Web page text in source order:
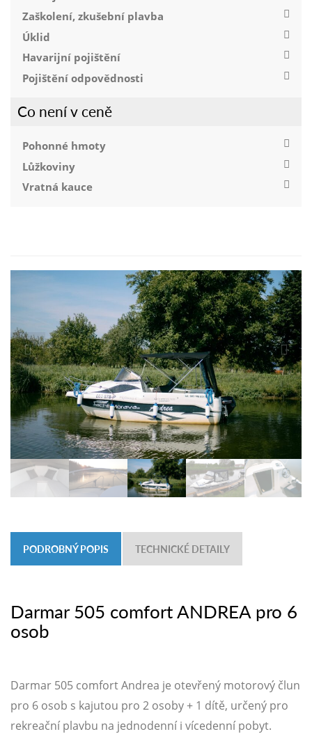
Zaškolení, zkušební plavba
Úklid
Havarijní pojištění
Pojištění odpovědnosti
Co není v ceně
Pohonné hmoty
Lůžkoviny
Vratná kauce
PODROBNÝ POPIS TECHNICKÉ DETAILY
Darmar 505 comfort ANDREA pro 6
osob
Darmar 505 comfort Andrea je otevřený motorový člun
pro 6 osob s kajutou pro 2 osoby + 1 dítě, určený pro
rekreační plavbu na jednodenní i vícedenní pobyt.